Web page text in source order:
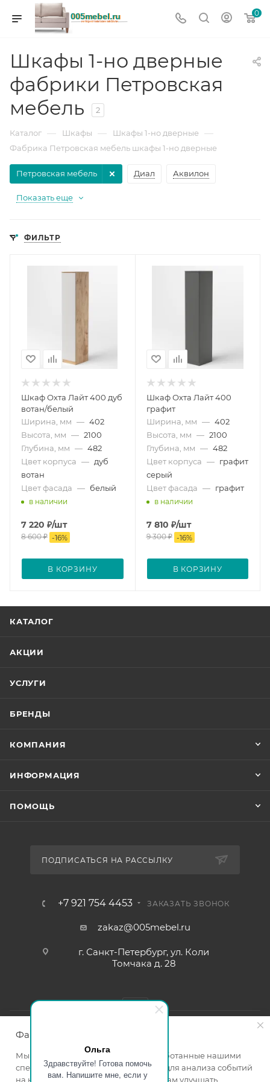
Ольга
Здравствуйте! Готова помочь
вам. Напишите мне, если у
0
Шкафы 1-но дверные
фабрики Петровская
мебель
2
Каталог — Шкафы — Шкафы 1-но дверные —
Фабрика Петровская мебель шкафы 1-но дверные
Диал Аквилон
Петровская мебель
Показать еще
ФИЛЬТР
Шкаф Охта Лайт 400 дуб
вотан/белый
Ширина, мм — 402
Высота, мм — 2100
Глубина, мм — 482
Цвет корпуса — дуб
вотан
Цвет фасада — белый
в наличии
7 220 ₽/шт
8 600₽ -16%
В КОРЗИНУ
Шкаф Охта Лайт 400
графит
Ширина, мм — 402
Высота, мм — 2100
Глубина, мм — 482
Цвет корпуса — графит
серый
Цвет фасада — графит
в наличии
7 810 ₽/шт
9 300₽ -16%
В КОРЗИНУ
КАТАЛОГ
АКЦИИ
УСЛУГИ
БРЕНДЫ
КОМПАНИЯ
ИНФОРМАЦИЯ
ПОМОЩЬ
ПОДПИСАТЬСЯ НА РАССЫЛКУ
+7 921 754 4453 ЗАКАЗАТЬ ЗВОНОК
zakaz@005mebel.ru
г. Санкт-Петербург, ул. Коли
Томчака д. 28
Файлы cookie
Мы используем файлы cookie, разработанные нашими
специалистами и третьими лицами, для анализа событий
на нашем веб-сайте, что позволяет нам улучшать